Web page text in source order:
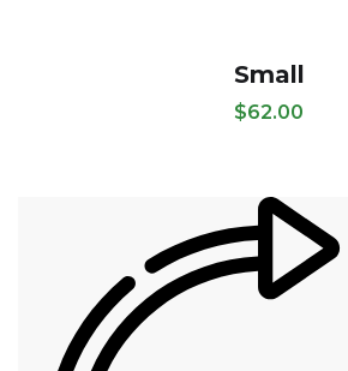
Small
$62.00